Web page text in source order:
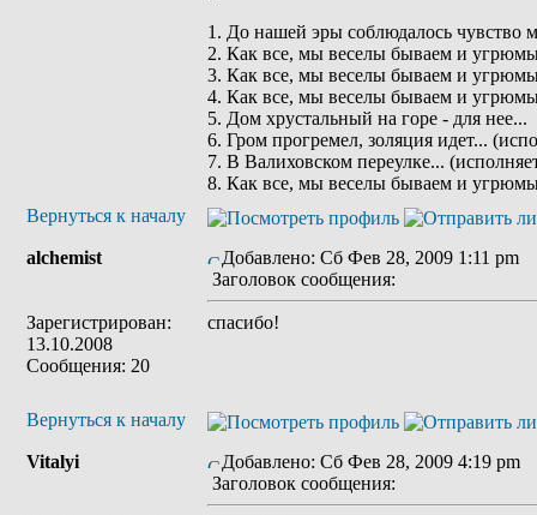
1. До нашей эры соблюдалось чувство
2. Как все, мы веселы бываем и
3. Как все, мы веселы бываем и
4. Как все, мы веселы бываем и
5. Дом хрустальный на горе - для нее...
6. Гром прогремел, золяция идет...
7. В Валиховском переулке...
8. Как все, мы веселы бываем и
Вернуться к началу
alchemist
Зарегистрирован:
13.10.2008
Сообщения: 20
Добавлено: Сб Фев 28, 2009 1:11 pm
Заголовок сообщения:
спасибо!
Вернуться к началу
Vitalyi
Добавлено: Сб Фев 28, 2009 4:19 pm
Заголовок сообщения: